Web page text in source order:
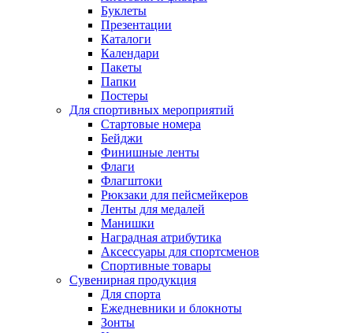
Буклеты
Презентации
Каталоги
Календари
Пакеты
Папки
Постеры
Для спортивных мероприятий
Стартовые номера
Бейджи
Финишные ленты
Флаги
Флагштоки
Рюкзаки для пейсмейкеров
Ленты для медалей
Манишки
Наградная атрибутика
Аксессуары для спортсменов
Спортивные товары
Сувенирная продукция
Для спорта
Ежедневники и блокноты
Зонты